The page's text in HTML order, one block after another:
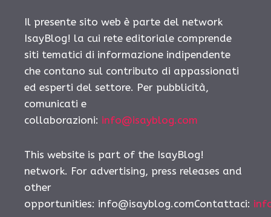
Il presente sito web è parte del network
IsayBlog! la cui rete editoriale comprende
siti tematici di informazione indipendente
che contano sul contributo di appassionati
ed esperti del settore. Per pubblicità,
comunicati e
collaborazioni: info@isayblog.com
This website is part of the IsayBlog!
network. For advertising, press releases and
other
opportunities: info@isayblog.comContattaci: